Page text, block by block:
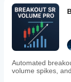
Automated
volume spikes,